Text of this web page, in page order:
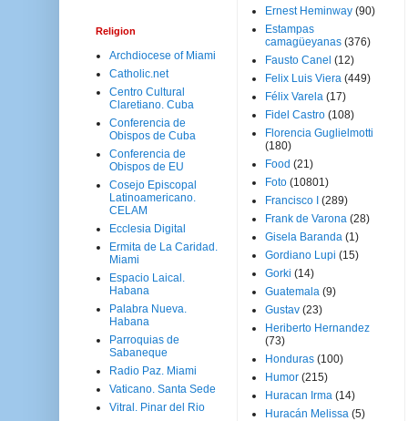
Religion
Archdiocese of Miami
Catholic.net
Centro Cultural
Claretiano. Cuba
Conferencia de
Obispos de Cuba
Conferencia de
Obispos de EU
Cosejo Episcopal
Latinoamericano.
CELAM
Ecclesia Digital
Ermita de La Caridad.
Miami
Espacio Laical.
Habana
Palabra Nueva.
Habana
Parroquias de
Sabaneque
Radio Paz. Miami
Vaticano. Santa Sede
Vitral. Pinar del Rio
Ernest Heminway (90)
Estampas
camagüeyanas (376)
Fausto Canel (12)
Felix Luis Viera (449)
Félix Varela (17)
Fidel Castro (108)
Florencia Guglielmotti
(180)
Food (21)
Foto (10801)
Francisco I
(289)
Frank de Varona (28)
Gisela Baranda (1)
Gordiano Lupi (15)
Gorki (14)
Guatemala (9)
Gustav (23)
Heriberto Hernandez
(73)
Honduras (100)
Humor (215)
Huracan Irma (14)
Huracán Melissa (5)